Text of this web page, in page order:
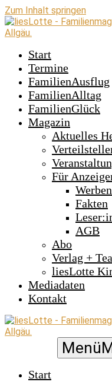
Zum Inhalt springen
Start
Termine
FamilienAusflug
FamilienAlltag
FamilienGlück
Magazin
Aktuelles
Für
Fakten
AGB
Abo
Verlag +
liesLotte
Mediadaten
Kontakt
Menü
Start